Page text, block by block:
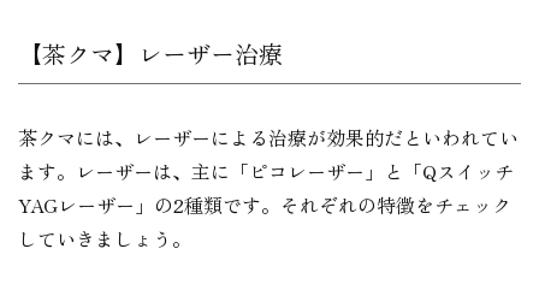
【茶クマ】レーザー治療
茶クマには、レーザーによる治療が効果的だといわれてい
ます。レーザーは、主に「ピコレーザー」と「Qスイッチ
YAGレーザー」の2種類です。それぞれの特徴をチェック
していきましょう。